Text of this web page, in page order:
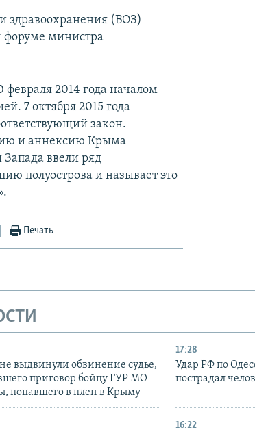
здравоохранения (ВОЗ)
форуме министра
2014 года началом
7 октября 2015 года
закон.
и аннексию Крыма
ввели ряд
полуострова и называет это
Печать
выдвинули обвинение судье,
приговор бойцу ГУР МО
попавшего в плен в Крыму
17:28
Удар РФ по
пострадал
16:22